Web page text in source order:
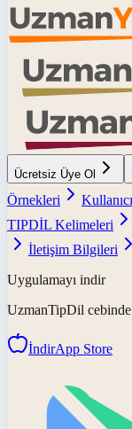
Ücretsiz Üye Ol
Örnekleri
TIPDİL Kelimeleri
İletişim Bilgileri
Uygulamayı indir
UzmanTipDil
İndirApp Store